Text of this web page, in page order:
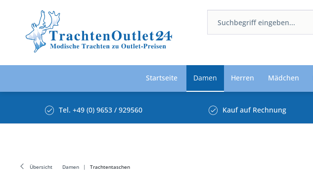
Startseite Damen Herren Mädchen
Tel. +49 (0) 9653 / 929560 Kauf auf Rechnung
Übersicht Damen Trachtentaschen